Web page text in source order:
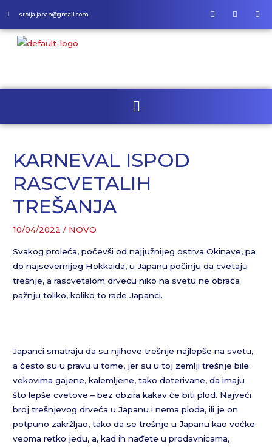
srbija.japan@gmail.com
KARNEVAL ISPOD
RASCVETALIH
TREŠANJA
10/04/2022/ NOVO
Svakog proleća, počevši od najjužnijeg ostrva Okinave, pa
do najsevernijeg Hokkaida, u Japanu počinju da cvetaju
trešnje, a rascvetalom drveću niko na svetu ne obraća
pažnju toliko, koliko to rade Japanci.
Japanci smatraju da su njihove trešnje najlepše na svetu,
a često su u pravu u tome, jer su u toj zemlji trešnje bile
vekovima gajene, kalemljene, tako doterivane, da imaju
što lepše cvetove – bez obzira kakav će biti plod. Najveći
broj trešnjevog drveća u Japanu i nema ploda, ili je on
potpuno zakržljao, tako da se trešnje u Japanu kao voćke
veoma retko jedu, a, kad ih nađete u prodavnicama,